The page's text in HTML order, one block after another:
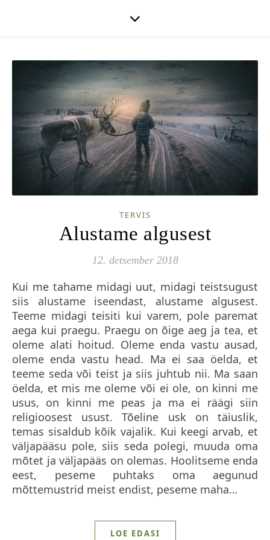
TERVIS
Alustame algusest
12. detsember 2018
Kui me tahame midagi uut, midagi teistsugust
siis alustame iseendast, alustame algusest.
Teeme midagi teisiti kui varem, pole paremat
aega kui praegu. Praegu on õige aeg ja tea, et
oleme alati hoitud. Oleme enda vastu ausad,
oleme enda vastu head. Ma ei saa öelda, et
teeme seda või teist ja siis juhtub nii. Ma saan
öelda, et mis me oleme või ei ole, on kinni me
usus, on kinni me peas ja ma ei räägi siin
religioosest usust. Tõeline usk on täiuslik,
temas sisaldub kõik vajalik. Kui keegi arvab, et
väljapääsu pole, siis seda polegi, muuda oma
mõtet ja väljapääs on olemas. Hoolitseme enda
eest, peseme puhtaks oma aegunud
mõttemustrid meist endist, peseme maha…
LOE EDASI